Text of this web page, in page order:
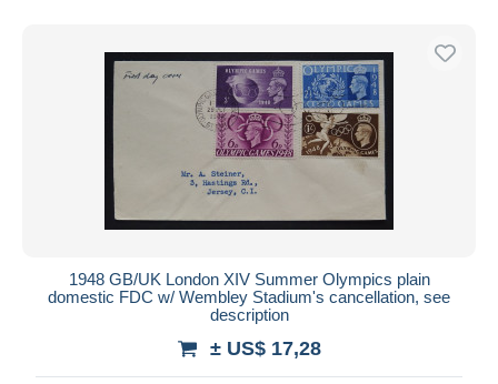
1948 GB/UK London XIV Summer Olympics plain
domestic FDC w/ Wembley Stadium's cancellation, see
description
± US$ 17,28